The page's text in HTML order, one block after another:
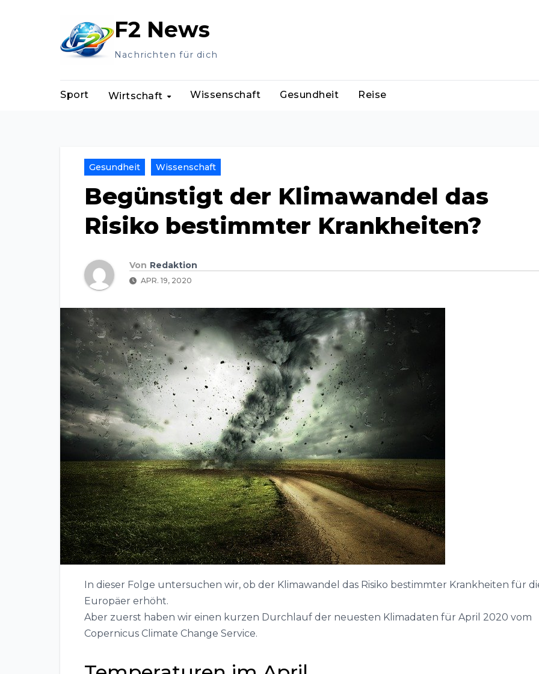
F2 News
Nachrichten für dich
Sport Wirtschaft Wissenschaft Gesundheit Reise
Gesundheit Wissenschaft
Begünstigt der Klimawandel das
Risiko bestimmter Krankheiten?
Von Redaktion
APR. 19, 2020
In dieser Folge untersuchen wir, ob der Klimawandel das Risiko bestimmter Krankheiten für
Europäer erhöht.
Aber zuerst haben wir einen kurzen Durchlauf der neuesten Klimadaten für April 2020 vom
Copernicus Climate Change Service.